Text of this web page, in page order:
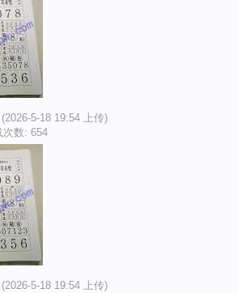
(2026-5-18 19:54 上传)
次数: 654
(2026-5-18 19:54 上传)